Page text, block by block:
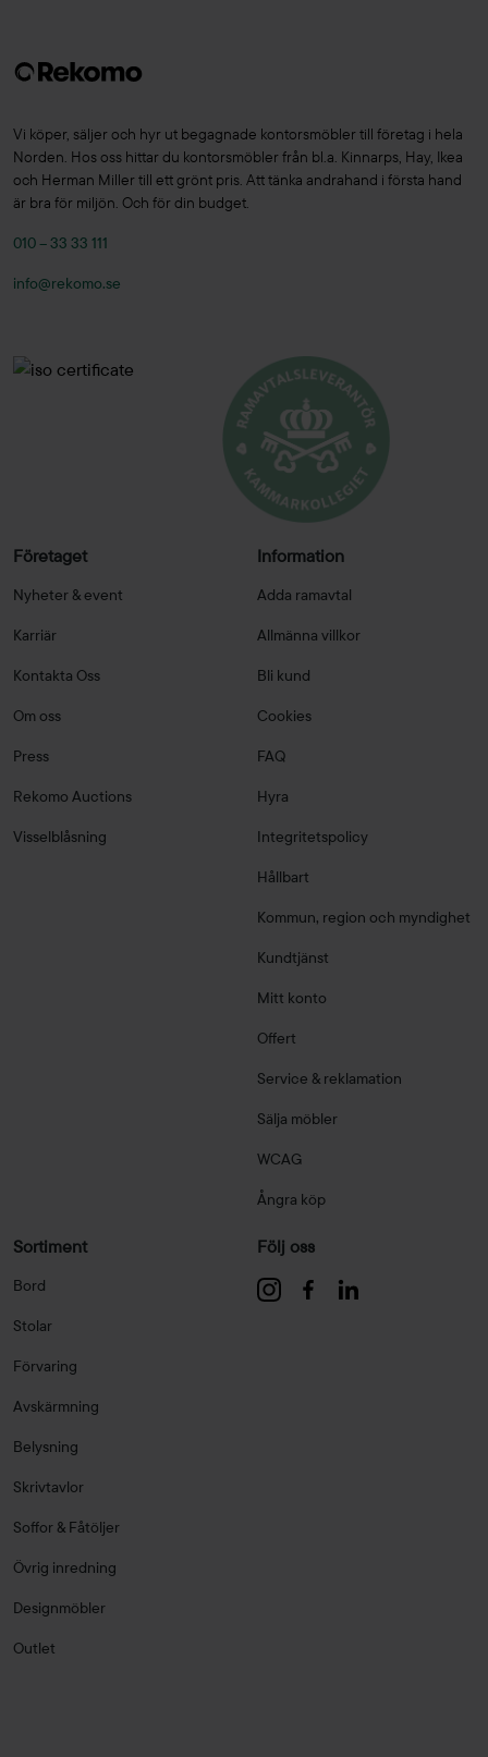
Vi köper, säljer och hyr ut begagnade kontorsmöbler till företag i hela
Norden. Hos oss hittar du kontorsmöbler från bl.a. Kinnarps, Hay, Ikea
och Herman Miller till ett grönt pris. Att tänka andrahand i första hand
är bra för miljön. Och för din budget.
010 – 33 33 111
info@rekomo.se
Företaget
Nyheter & event
Karriär
Kontakta Oss
Om oss
Press
Rekomo Auctions
Visselblåsning
Information
Adda ramavtal
Allmänna villkor
Bli kund
Cookies
FAQ
Hyra
Integritetspolicy
Hållbart
Kommun, region och myndighet
Kundtjänst
Mitt konto
Offert
Service & reklamation
Sälja möbler
WCAG
Ångra köp
Sortiment
Bord
Stolar
Förvaring
Avskärmning
Belysning
Skrivtavlor
Soffor & Fåtöljer
Övrig inredning
Designmöbler
Outlet
Följ oss